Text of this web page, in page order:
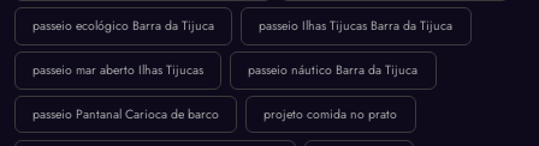
passeio ecológico Barra da Tijuca passeio Ilhas Tijucas Barra da Tijuca
passeio mar aberto Ilhas Tijucas passeio náutico Barra da Tijuca
passeio Pantanal Carioca de barco projeto comida no prato